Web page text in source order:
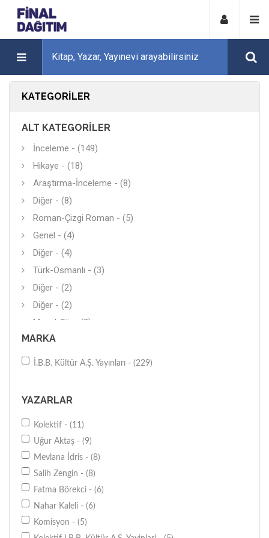
KATEGORILER
ALT KATEGORILER
İnceleme - (149)
Hikaye - (18)
Araştırma-İnceleme - (8)
Diğer - (8)
Roman-Çizgi Roman - (5)
Genel - (4)
Diğer - (4)
Türk-Osmanlı - (3)
Diğer - (2)
Diğer - (2)
Masal-Şiir - (2)
Aktivite Kitapları - (2)
Mimari - (2)
Öykü - (1)
Genel - (1)
Biyografi - (1)
Diğer - (1)
Tarihi Mekanlar - (1)
MARKA
İ.B.B. Kültür A.Ş. Yayınları - (229)
YAZARLAR
Kolektif - (11)
Uğur Aktaş - (9)
Mevlana İdris - (8)
Salih Zengin - (8)
Fatma Börekci - (6)
Nahar Kaleli - (6)
Komisyon - (5)